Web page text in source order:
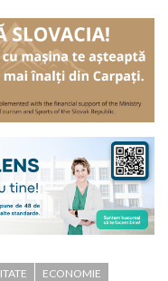
ECONOMIE